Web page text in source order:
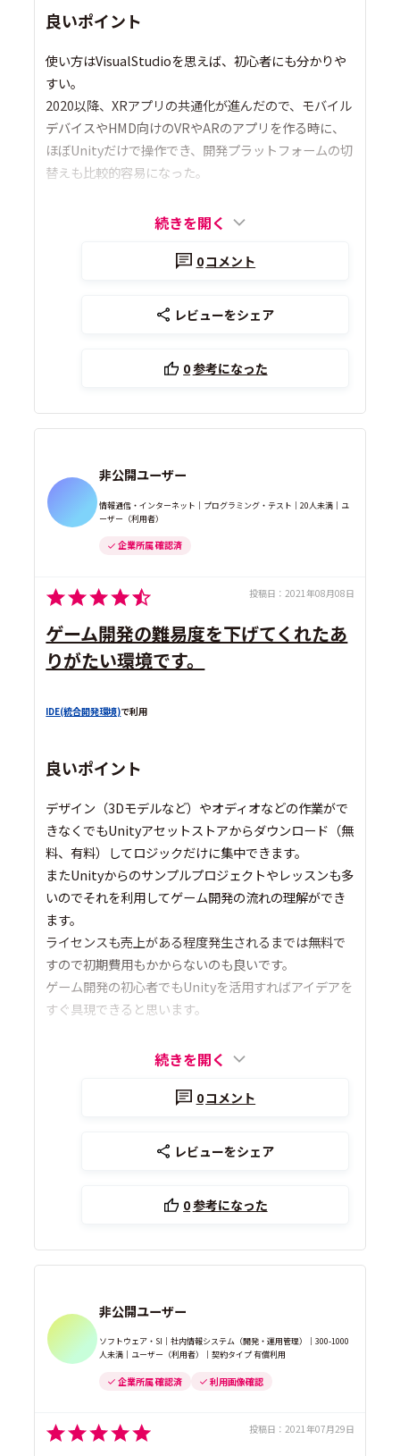
良いポイント
使い方はVisualStudioを思えば、初心者にも分かりや
すい。
2020以降、XRアプリの共通化が進んだので、モバイル
デバイスやHMD向けのVRやARのアプリを作る時に、
ほぼUnityだけで操作でき、開発プラットフォームの切
替えも比較的容易になった。
続きを開く
0コメント
レビューをシェア
0参考になった
非公開ユーザー
情報通信・インターネット｜プログラミング・テスト｜20人未満｜ユ
ーザー（利用者）
企業所属 確認済
投稿日： 2021年08月08日
ゲーム開発の難易度を下げてくれたあ
りがたい環境です。
IDE(統合開発環境)で利用
良いポイント
デザイン（3Dモデルなど）やオディオなどの作業がで
きなくでもUnityアセットストアからダウンロード（無
料、有料）してロジックだけに集中できます。
またUnityからのサンプルプロジェクトやレッスンも多
いのでそれを利用してゲーム開発の流れの理解ができ
ます。
ライセンスも売上がある程度発生されるまでは無料で
すので初期費用もかからないのも良いです。
ゲーム開発の初心者でもUnityを活用すればアイデアを
すぐ具現できると思います。
続きを開く
0コメント
レビューをシェア
0参考になった
非公開ユーザー
ソフトウェア・SI｜社内情報システム（開発・運用管理）｜300-1000
人未満｜ユーザー（利用者）｜契約タイプ 有償利用
企業所属 確認済 利用画像確認
投稿日： 2021年07月29日